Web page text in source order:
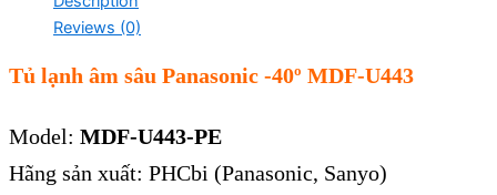
Reviews (0)
Tủ lạnh âm sâu Panasonic -40º MDF-U443
Model: MDF-U443-PE
Hãng sản xuất: PHCbi (Panasonic, Sanyo)